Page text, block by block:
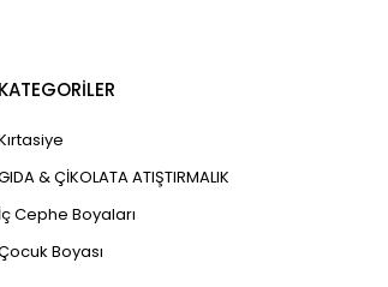
KATEGORİLER
& ÇİKOLATA ATIŞTIRMALIK
İç Cephe Boyaları
Boyası